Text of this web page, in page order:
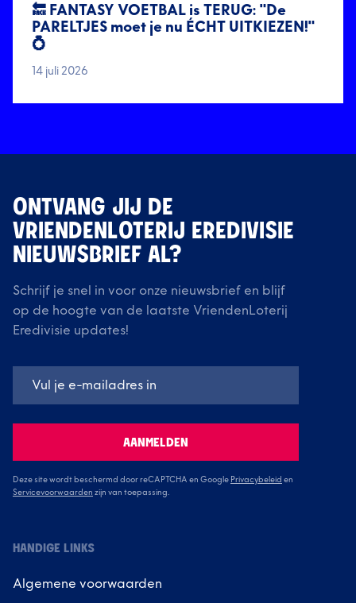
🔙 FANTASY VOETBAL is TERUG: "De
PARELTJES moet je nu ÉCHT UITKIEZEN!"
💍
14 juli 2026
ONTVANG JIJ DE
VRIENDENLOTERIJ EREDIVISIE
NIEUWSBRIEF AL?
Schrijf je snel in voor onze nieuwsbrief en blijf
op de hoogte van de laatste VriendenLoterij
Eredivisie updates!
AANMELDEN
Deze site wordt beschermd door reCAPTCHA en Google Privacybeleid en
Servicevoorwaarden zijn van toepassing.
HANDIGE LINKS
Algemene voorwaarden